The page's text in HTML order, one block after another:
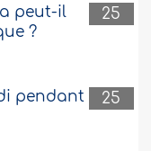
25
peut-il
?
25
pendant